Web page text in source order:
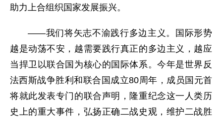
助力上合组织国家发展振兴。
——我们将矢志不渝践行多边主义。国际形势
越是动荡不安，越需要践行真正的多边主义，越应
当捍卫以联合国为核心的国际体系。今年是世界反
法西斯战争胜利和联合国成立80周年，成员国元首
将就此发表专门的联合声明，隆重纪念这一人类历
史上的重大事件，弘扬正确二战史观，维护二战胜